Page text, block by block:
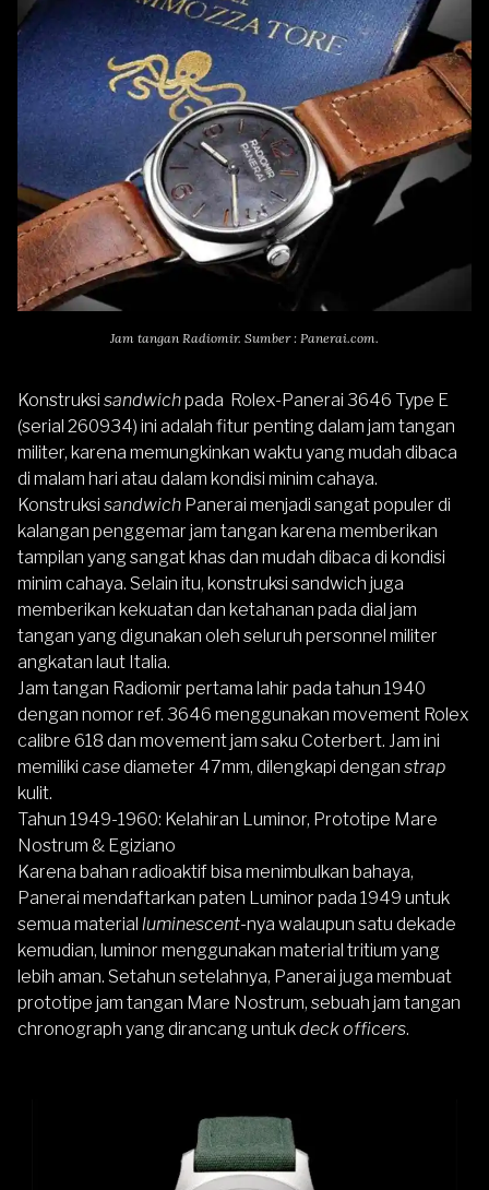
Jam tangan Radiomir. Sumber : Panerai.com.
Konstruksi sandwichpada Rolex-Panerai 3646 Type E
(serial 260934) ini adalah fitur penting dalam jam tangan
militer, karena memungkinkan waktu yang mudah dibaca
di malam hari atau dalam kondisi minim cahaya.
Konstruksi sandwich Panerai menjadi sangat populer di
kalangan penggemar jam tangan karena memberikan
tampilan yang sangat khas dan mudah dibaca di kondisi
minim cahaya. Selain itu, konstruksi sandwich juga
memberikan kekuatan dan ketahanan pada dial jam
tangan yang digunakan oleh seluruh personnel militer
angkatan laut Italia.
Jam tangan Radiomir pertama lahir pada tahun 1940
dengan nomor ref. 3646 menggunakan movement Rolex
calibre 618 dan movement jam saku Coterbert. Jam ini
memiliki casediameter 47mm, dilengkapi dengan strap
kulit.
Tahun 1949-1960: Kelahiran Luminor, Prototipe Mare
Nostrum & Egiziano
Karena bahan radioaktif bisa menimbulkan bahaya,
Panerai mendaftarkan paten Luminor pada 1949 untuk
semua material luminescent-nya walaupun satu dekade
kemudian, luminor menggunakan material tritium yang
lebih aman. Setahun setelahnya, Panerai juga membuat
prototipe jam tangan Mare Nostrum, sebuah jam tangan
chronograph yang dirancang untukdeck officers.